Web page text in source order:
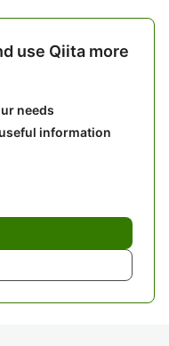
use Qiita more
needs
information